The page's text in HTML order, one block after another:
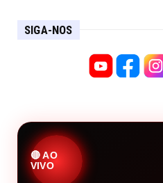
SIGA-NOS
🔴 AO
VIVO